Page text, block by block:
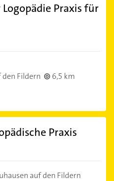
Praxis für
Fildern
6,5 km
Praxis
auf den Fildern